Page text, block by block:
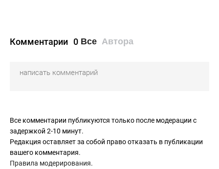
Комментарии 0 Все Автора
Все комментарии публикуются только после модерации с
задержкой 2-10 минут.
Редакция оставляет за собой право отказать в публикации
вашего комментария.
Правила модерирования.